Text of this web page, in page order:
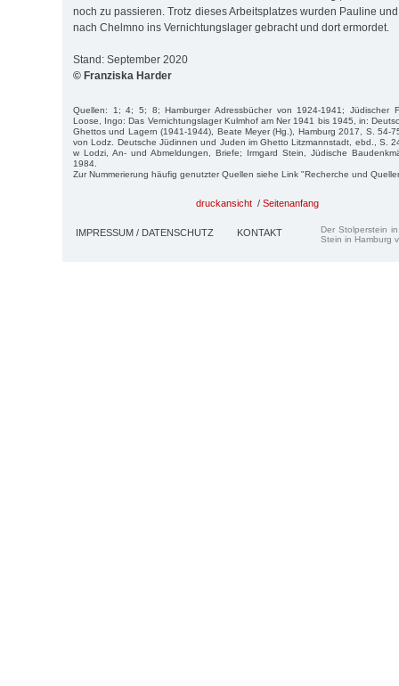
noch zu passieren. Trotz dieses Arbeitsplatzes wurden Pauline
nach Chelmno ins Vernichtungslager gebracht und dort ermordet.
Stand: September 2020
© Franziska Harder
Quellen: 1; 4; 5; 8; Hamburger Adressbücher von 1924-1941; Jüdischer
Loose, Ingo: Das Vernichtungslager Kulmhof am Ner 1941 bis 1945, in:
Ghettos und Lagern (1941-1944), Beate Meyer (Hg.), Hamburg 2017, S. 54-
von Lodz. Deutsche Jüdinnen und Juden im Ghetto Litzmannstadt, ebd., S.
w Lodzi, An- und Abmeldungen, Briefe; Irmgard Stein, Jüdische
1984.
Zur Nummerierung häufig genutzter Quellen siehe Link "Recherche und
druckansicht / Seitenanfang
IMPRESSUM / DATENSCHUTZ KONTAKT
Der Stolperstein
Stein in Hamburg